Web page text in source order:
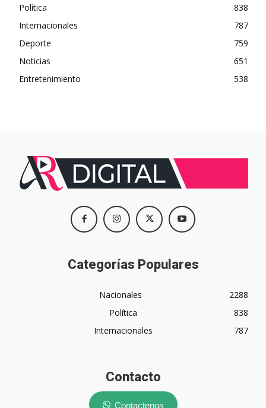
Política
838
Internacionales
787
Deporte
759
Noticias
651
Entretenimiento
538
Categorías Populares
Nacionales
2288
Política
838
Internacionales
787
Contacto
Contactenos